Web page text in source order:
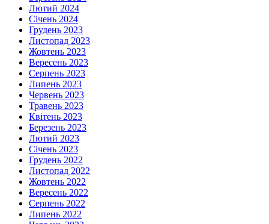
Лютий 2024
Січень 2024
Грудень 2023
Листопад 2023
Жовтень 2023
Вересень 2023
Серпень 2023
Липень 2023
Червень 2023
Травень 2023
Квітень 2023
Березень 2023
Лютий 2023
Січень 2023
Грудень 2022
Листопад 2022
Жовтень 2022
Вересень 2022
Серпень 2022
Липень 2022